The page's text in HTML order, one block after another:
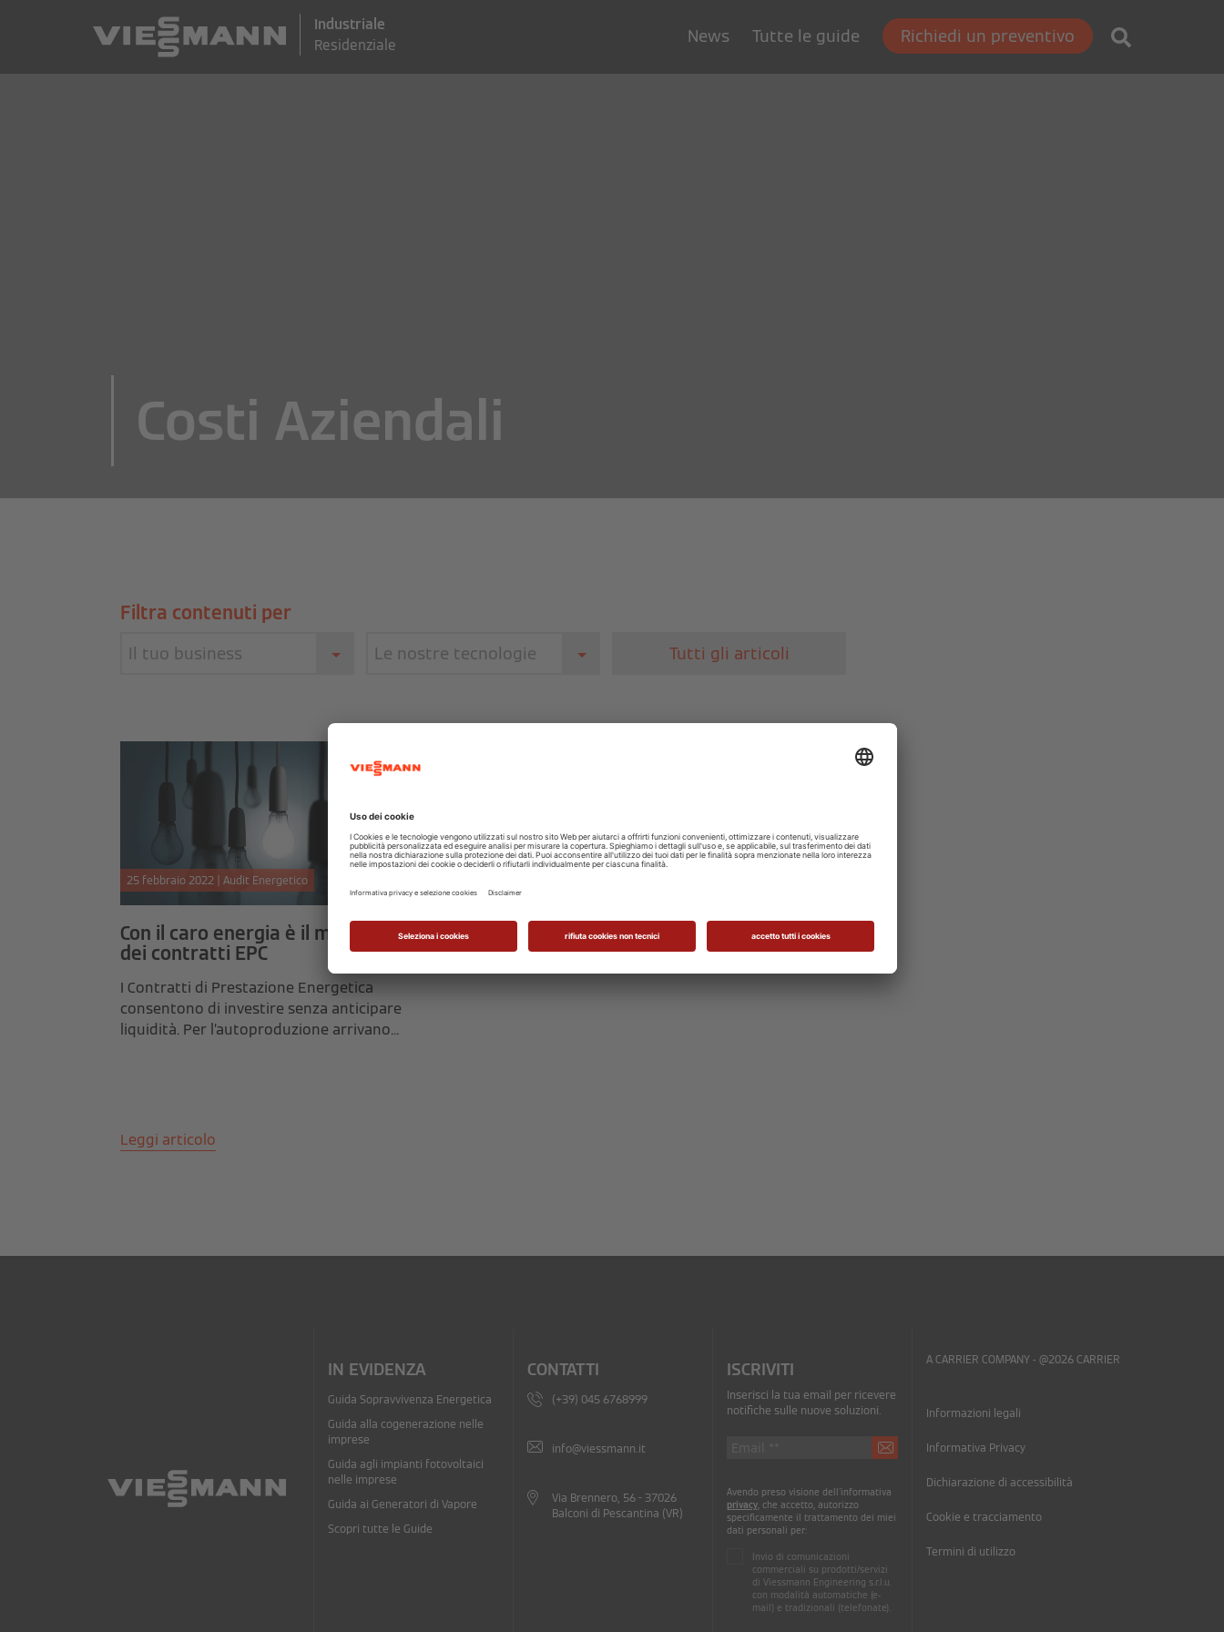
Industriale
Residenziale
News Tutte le guide Richiedi un preventivo
Costi Aziendali
Filtra contenuti per
Il tuo business Le nostre tecnologie Tutti gli articoli
25 febbraio 2022 | Audit Energetico
Con il caro energia è il momento
dei contratti EPC
I Contratti di Prestazione Energetica
consentono di investire senza anticipare
liquidità. Per l’autoproduzione arrivano...
Leggi articolo
IN EVIDENZA
Guida Sopravvivenza Energetica
Guida alla cogenerazione nelle
imprese
Guida agli impianti fotovoltaici
nelle imprese
Guida ai Generatori di Vapore
Scopri tutte le Guide
CONTATTI
(+39) 045 6768999
info@viessmann.it
Via Brennero, 56 - 37026
Balconi di Pescantina (VR)
ISCRIVITI
Inserisci la tua email per ricevere
notifiche sulle nuove soluzioni.
Avendo preso visione dell'informativa
privacy, che accetto, autorizzo
specificamente il trattamento dei miei
dati personali per:
Invio di comunicazioni
commerciali su prodotti/servizi
di Viessmann Engineering s.r.l.u.
con modalità automatiche (e-
mail) e tradizionali (telefonate).
A CARRIER COMPANY - @2026 CARRIER
Informazioni legali
Informativa Privacy
Dichiarazione di accessibilità
Cookie e tracciamento
Termini di utilizzo